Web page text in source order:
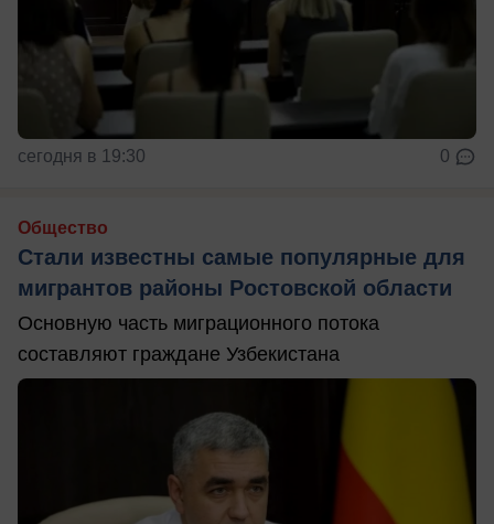
сегодня в 19:30 0
Общество
Стали известны самые популярные для
мигрантов районы Ростовской области
Основную часть миграционного потока
составляют граждане Узбекистана